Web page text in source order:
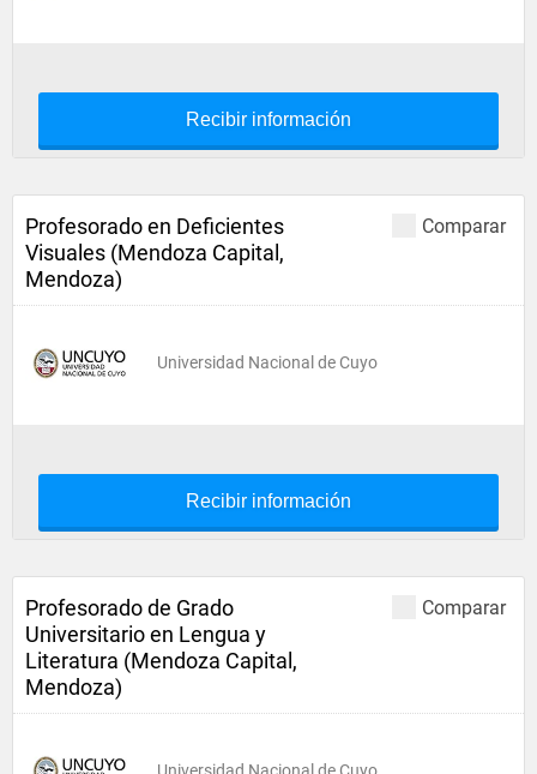
Recibir información
Comparar
Profesorado en Deficientes
Visuales (Mendoza Capital,
Mendoza)
Universidad Nacional de Cuyo
Recibir información
Comparar
Profesorado de Grado
Universitario en Lengua y
Literatura (Mendoza Capital,
Mendoza)